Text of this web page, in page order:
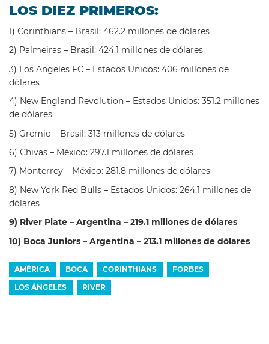
LOS DIEZ PRIMEROS:
1) Corinthians – Brasil: 462.2 millones de dólares
2) Palmeiras – Brasil: 424.1 millones de dólares
3) Los Angeles FC – Estados Unidos: 406 millones de
dólares
4) New England Revolution – Estados Unidos: 351.2 millones
de dólares
5) Gremio – Brasil: 313 millones de dólares
6) Chivas – México: 297.1 millones de dólares
7) Monterrey – México: 281.8 millones de dólares
8) New York Red Bulls – Estados Unidos: 264.1 millones de
dólares
9) River Plate – Argentina – 219.1 millones de dólares
10) Boca Juniors – Argentina – 213.1 millones de dólares
AMÉRICA BOCA CORINTHIANS FORBES
LOS ÁNGELES RIVER